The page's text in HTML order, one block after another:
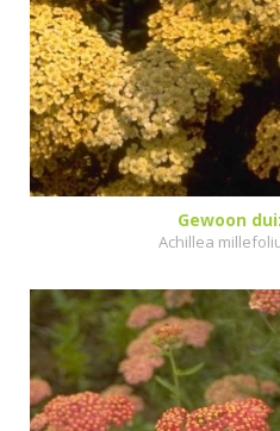
Gewoon
Achillea